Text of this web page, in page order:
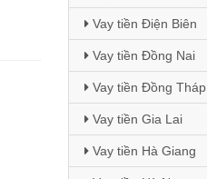
Vay tiền Điện Biên
Vay tiền Đồng Nai
Vay tiền Đồng Tháp
Vay tiền Gia Lai
Vay tiền Hà Giang